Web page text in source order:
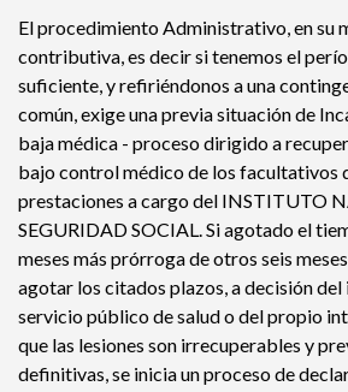
El procedimiento Administrativo, en su
contributiva, es decir si tenemos el
suficiente, y refiriéndonos a una
común, exige una previa situación de
baja médica - proceso dirigido a
bajo control médico de los facultativos
prestaciones a cargo del INSTITUTO
SEGURIDAD SOCIAL. Si agotado el
meses más prórroga de otros seis
agotar los citados plazos, a decisión
servicio público de salud o del propio
que las lesiones son irrecuperables y
definitivas, se inicia un proceso de